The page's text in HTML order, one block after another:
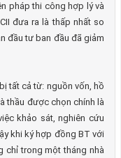
pháp thi công hợp lý và
đưa ra là thấp nhất so
đầu tư ban đầu đã giảm
tất cả từ: nguồn vốn, hồ
thầu được chọn chính là
khảo sát, nghiên cứu
khi ký hợp đồng BT với
chỉ trong một tháng nhà